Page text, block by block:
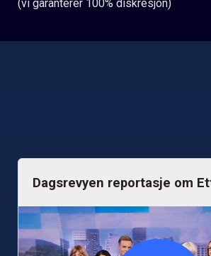
(vi garanterer 100% diskresjon)
Dagsrevyen reportasje om